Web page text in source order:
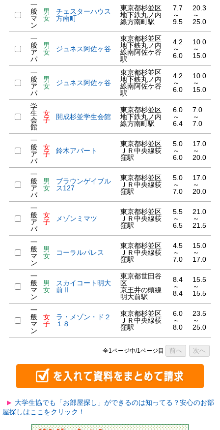
一
般
マ
ン
男
女
チェスターハウス
方南町
東京都杉並区
地下鉄丸ノ内
線方南町駅
7.7
～
9.5
20.3
～
25.0
一
般
ア
パ
男
女
ジュネス阿佐ヶ谷
東京都杉並区
地下鉄丸ノ内
線南阿佐ケ谷
駅
4.2
～
6.0
10.0
～
15.0
一
般
ア
パ
男
女
ジュネス阿佐ヶ谷
東京都杉並区
地下鉄丸ノ内
線南阿佐ケ谷
駅
4.2
～
6.0
10.0
～
15.0
学
生
会
館
女
子
開成杉並学生会館
東京都杉並区
地下鉄丸ノ内
線方南町駅
6.0
～
6.4
7.0
～
7.0
一
般
ア
パ
女
子
鈴木アパート
東京都杉並区
ＪＲ中央線荻
窪駅
5.0
～
6.0
17.0
～
20.0
一
般
ア
パ
男
女
ブラウンゲイブル
ス127
東京都杉並区
ＪＲ中央線荻
窪駅
5.0
～
7.0
17.0
～
20.0
一
般
ア
パ
女
子
メゾンミマツ
東京都杉並区
ＪＲ中央線荻
窪駅
5.5
～
6.5
21.0
～
21.5
一
般
マ
ン
男
女
コーラルパレス
東京都杉並区
ＪＲ中央線荻
窪駅
4.5
～
7.0
15.0
～
17.0
一
般
マ
ン
男
女
スカイコート明大
前Ⅱ
東京都世田谷
区
京王井の頭線
明大前駅
8.4
～
8.4
15.5
～
15.5
一
般
マ
ン
女
子
ラ・メゾン・ド２
１８
東京都杉並区
ＪＲ中央線荻
窪駅
6.0
～
8.0
23.5
～
25.0
全1ページ中/1ページ目 前へ 次へ
大学生協でも「お部屋探し」ができるのは知ってる？安心のお部
屋探しはここをクリック！